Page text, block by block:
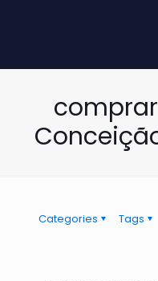
Categories Tags